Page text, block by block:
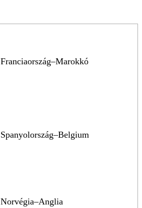
Franciaország–Marokkó
Spanyolország–Belgium
Norvégia–Anglia